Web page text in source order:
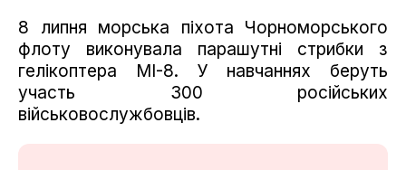
8 липня морська піхота Чорноморського
флоту виконувала парашутні стрибки з
гелікоптера МІ-8. У навчаннях беруть
участь 300 російських
військовослужбовців.